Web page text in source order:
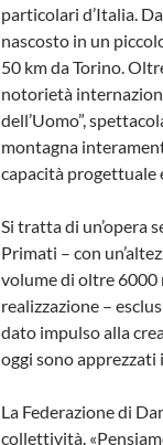
particolari d’Italia.
nascosto in un
50 km da Torino.
notorietà
dell’Uomo”,
montagna
capacità progettuale
Si tratta di un’opera
Primati – con
volume di oltre 6000
realizzazione –
dato impulso alla
oggi sono
La Federazione di
collettività.